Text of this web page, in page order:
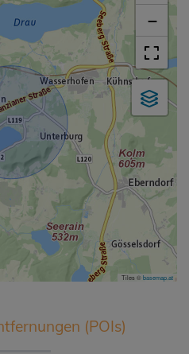
−
Tiles ©basemap.at
(POIs)